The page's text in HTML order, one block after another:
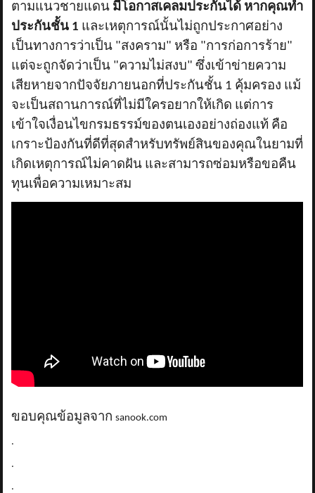
ตามแนวชายแดน มีโอกาสเคลมประกันได้ หากคุณทำ
ประกันชั้น 1 และเหตุการณ์นั้นไม่ถูกประกาศอย่าง
เป็นทางการว่าเป็น "สงคราม" หรือ "การก่อการร้าย"
แต่จะถูกจัดว่าเป็น "ความไม่สงบ" ซึ่งเข้าข่ายความ
เสียหายจากปัจจัยภายนอกที่ประกันชั้น 1 คุ้มครอง แม้
จะเป็นสถานการณ์ที่ไม่มีใครอยากให้เกิด แต่การ
เข้าใจเงื่อนไขกรมธรรม์ของตนเองอย่างถ่องแท้ คือ
เกราะป้องกันที่ดีที่สุดสำหรับทรัพย์สินของคุณในยามที่
เกิดเหตุการณ์ไม่คาดฝัน และสามารถซ่อมหรือขอคืน
ทุนเพื่อความเหมาะสม
ขอบคุณข้อมูลจากsanook.com
.
.
.